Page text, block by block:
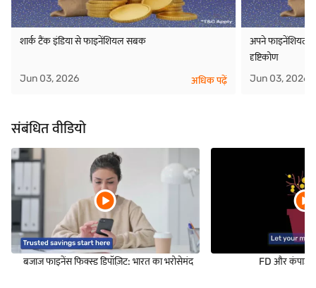
शार्क टैंक इंडिया से फाइनेंशियल सबक
Jun 03, 2026 अधिक पढ़ें
अपने फाइनेंशियल
दृष्टिकोण
Jun 03, 2026
संबंधित वीडियो
बजाज फाइनेंस फिक्स्ड डिपॉज़िट: भारत का भरोसेमंद FD और